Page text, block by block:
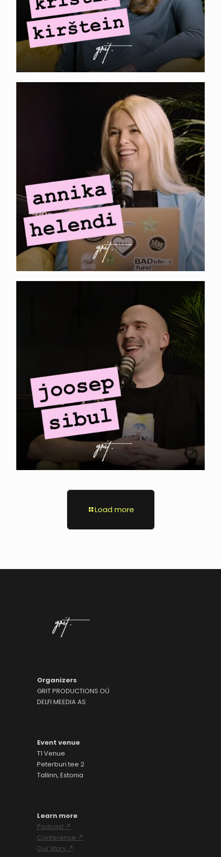
ANNIKA HELENDI. AI
kasutamine
turunduses
HERTWILL. Joosep
Sibul – Reddit,
Shopify app store ja
alustava ettevõtte
turundus
Load more
Organizers
GRIT PRODUCTIONS OÜ
DELFI MEEDIA AS
Event venue
T1 Venue
Peterburi tee 2
Tallinn, Estonia
Learn more
Podcast ↗
Conference ↗
Our story ↗